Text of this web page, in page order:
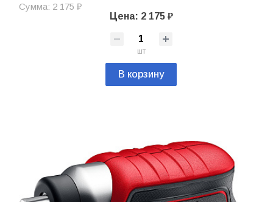
Сумма: 2 175 ₽
Цена: 2 175 ₽
шт
В корзину